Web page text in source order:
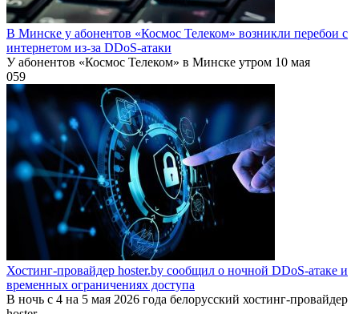
В Минске у абонентов «Космос Телеком» возникли перебои с
интернетом из-за DDoS-атаки
У абонентов «Космос Телеком» в Минске утром 10 мая
059
Хостинг-провайдер hoster.by сообщил о ночной DDoS-атаке и
временных ограничениях доступа
В ночь с 4 на 5 мая 2026 года белорусский хостинг-провайдер